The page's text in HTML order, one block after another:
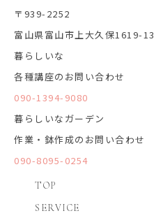
〒939-2252
富山県富山市上大久保1619-13
暮らしいな
各種講座のお問い合わせ
090-1394-9080
暮らしいなガーデン
作業・鉢作成のお問い合わせ
090-8095-0254
TOP
SERVICE